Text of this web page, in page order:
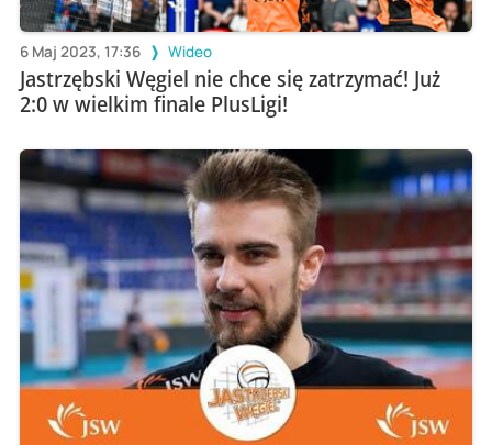
6 Maj 2023, 17:36 Wideo
Jastrzębski Węgiel nie chce się zatrzymać! Już
2:0 w wielkim finale PlusLigi!